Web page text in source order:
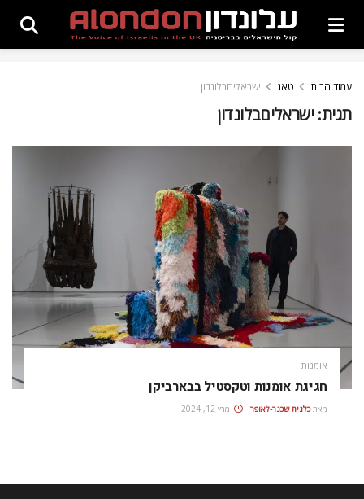
עמוד הבית טאג ישראליםבלונדון
תגית:ישראליםבלונדון
אומנות
חגיגת אומנות וטקסטיל בבארביקן
מאת כלנית שכנר-לאופר מרץ 12, 2024